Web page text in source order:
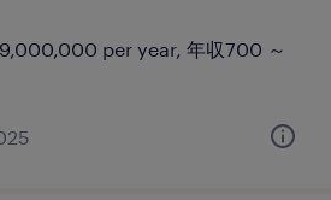
per year, 年収700 ～